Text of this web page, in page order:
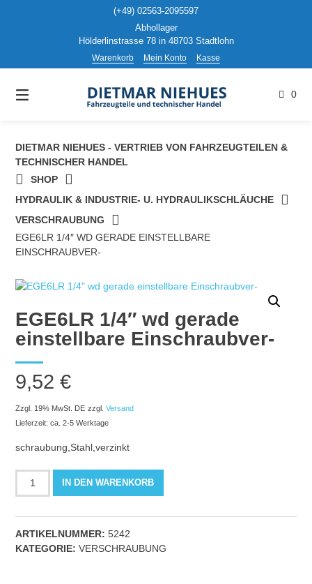
(+49) 02563-2095597
Abhollager
Hölderlinstrasse 78 in 48703 Stadtlohn
Warenkorb Mein Konto Kasse
0
DIETMAR NIEHUES - VERTRIEB VON FAHRZEUGTEILEN &
TECHNISCHER HANDEL
SHOP
HYDRAULIK & INDUSTRIE- U. HYDRAULIKSCHLÄUCHE
VERSCHRAUBUNG
EGE6LR 1/4″ WD GERADE EINSTELLBARE
EINSCHRAUBVER-
EGE6LR 1/4″ wd gerade
einstellbare Einschraubver-
9,52€
Zzgl. 19% MwSt. DE zzgl.Versand
Lieferzeit: ca. 2-5 Werktage
schraubung,Stahl,verzinkt
gerade
einstellbare
Einschraubver-
IN DEN WARENKORB
ARTIKELNUMMER: 5242
KATEGORIE: VERSCHRAUBUNG